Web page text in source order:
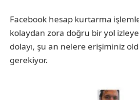
Facebook hesap kurtarma
kolaydan zora doğru bir yol
dolayı, şu an nelere erişiminiz
gerekiyor.